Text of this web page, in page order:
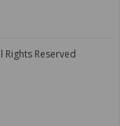
Reserved